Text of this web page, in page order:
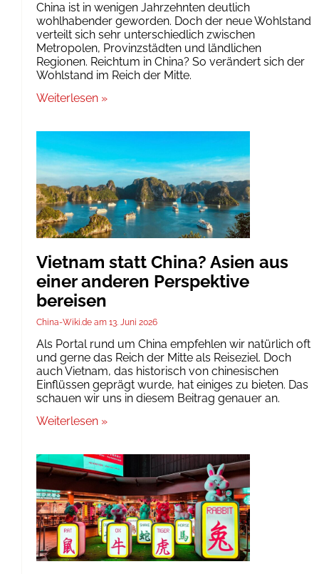
China ist in wenigen Jahrzehnten deutlich
wohlhabender geworden. Doch der neue Wohlstand
verteilt sich sehr unterschiedlich zwischen
Metropolen, Provinzstädten und ländlichen
Regionen. Reichtum in China? So verändert sich der
Wohlstand im Reich der Mitte.
Weiterlesen »
Vietnam statt China? Asien aus
einer anderen Perspektive
bereisen
China-Wiki.de 13. Juni 2026
Als Portal rund um China empfehlen wir natürlich oft
und gerne das Reich der Mitte als Reiseziel. Doch
auch Vietnam, das historisch von chinesischen
Einflüssen geprägt wurde, hat einiges zu bieten. Das
schauen wir uns in diesem Beitrag genauer an.
Weiterlesen »